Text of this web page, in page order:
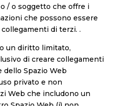
/ o soggetto che offre i
che possono essere
di terzi. .
un diritto limitato,
di creare collegamenti
dello Spazio Web
privato e non
Web che includono un